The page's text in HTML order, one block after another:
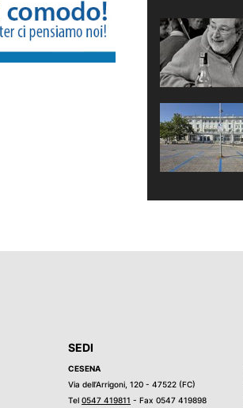
SEDI
CESENA
Via dell’Arrigoni, 120 - 47522 (FC)
Tel 0547 419811 - Fax 0547 419898